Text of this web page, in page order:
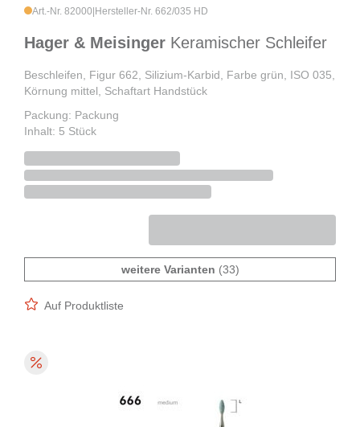
Art.-Nr. 82000 Hersteller-Nr. 662/035 HD
Hager & Meisinger Keramischer Schleifer
Beschleifen, Figur 662, Silizium-Karbid, Farbe grün, ISO 035,
Körnung mittel, Schaftart Handstück
Packung: Packung
Inhalt: 5 Stück
weitere Varianten (33)
Auf Produktliste